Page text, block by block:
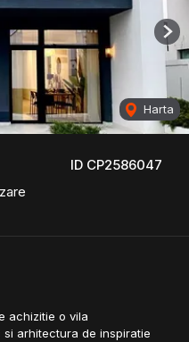
ID CP2586047
Harta
achizitie o vila
arhitectura de inspiratie